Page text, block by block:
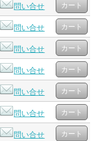
問い合せ
問い合せ
問い合せ
問い合せ
問い合せ
問い合せ
問い合せ